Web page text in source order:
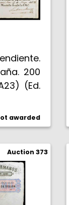
200
(Ed.
A. Con
del
awarded
Auction 373